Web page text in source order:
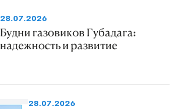
28.07.2026
Будни газовиков Губадага:
надежность и развитие
28.07.2026